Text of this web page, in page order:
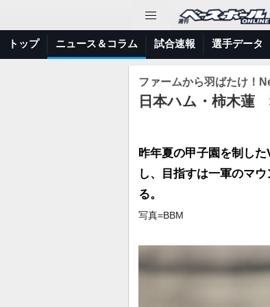
トップ ニュース＆コラム 試合速報 選手データ
ファームから羽ばたけ！
日本ハム・柿木蓮
昨年夏の甲子園を制し
し、目指すは一軍のマ
る。
写真=BBM